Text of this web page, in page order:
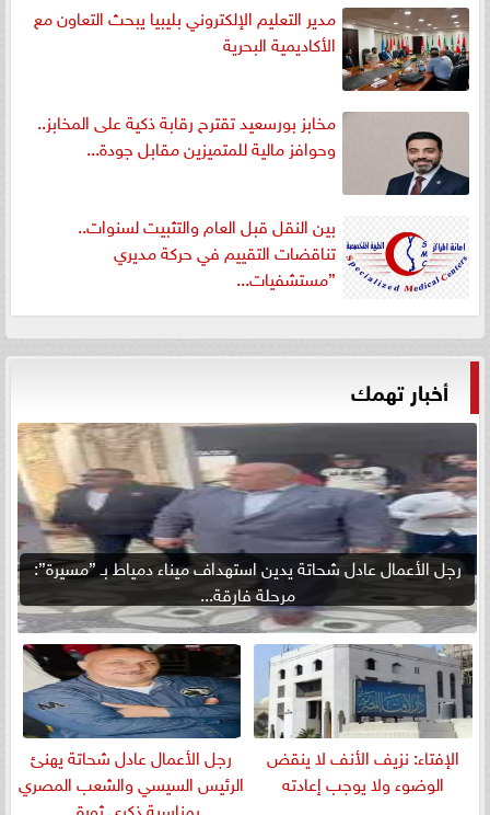
مدير التعليم الإلكتروني بليبيا يبحث التعاون مع
الأكاديمية البحرية
مخابز بورسعيد تقترح رقابة ذكية على المخابز..
وحوافز مالية للمتميزين مقابل جودة...
بين النقل قبل العام والتثبيت لسنوات..
تناقضات التقييم في حركة مديري
”مستشفيات...
أخبار تهمك
رجل الأعمال عادل شحاتة يدين استهداف ميناء دمياط بـ ”مسيرة”:
مرحلة فارقة...
الإفتاء: نزيف الأنف لا ينقض
الوضوء ولا يوجب إعادته
رجل الأعمال عادل شحاتة يهنئ
الرئيس السيسي والشعب المصري
بمناسبة ذكرى ثورة...